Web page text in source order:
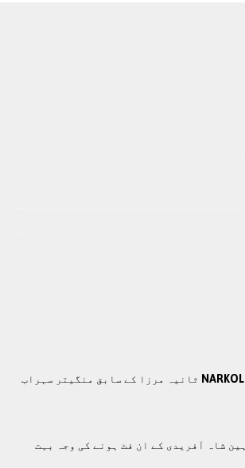
ثانیہ مرزا کے سابق منگیتر سہراب
شاہ آفریدی کے ان فٹ ہونے کی وجہ بہت